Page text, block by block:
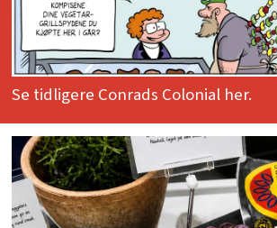
Se tidligere Conrads Colonial her.